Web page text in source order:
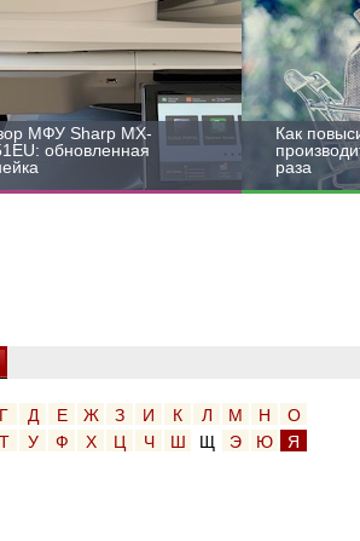
МФУ Sharp MX-
обновленная
Как
раза
Г Д Е Ж З И К Л М Н
О
Т У Ф Х Ц Ч Ш Щ Э Ю Я